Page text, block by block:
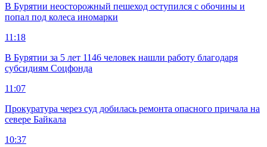
В Бурятии неосторожный пешеход оступился с обочины и
попал под колеса иномарки
11:18
В Бурятии за 5 лет 1146 человек нашли работу благодаря
субсидиям Соцфонда
11:07
Прокуратура через суд добилась ремонта опасного причала на
севере Байкала
10:37